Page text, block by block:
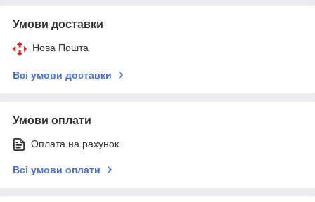
Умови доставки
Нова Пошта
Всі умови доставки
Умови оплати
Оплата на рахунок
Всі умови оплати